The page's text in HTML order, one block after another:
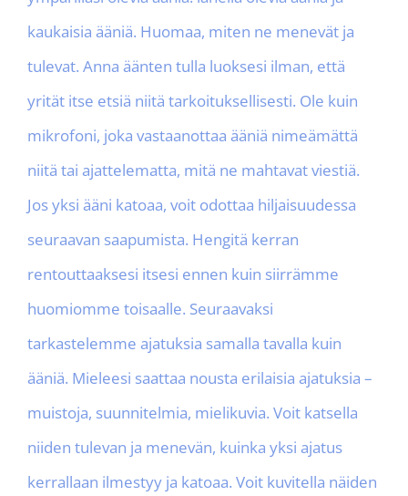
kaukaisia ääniä. Huomaa, miten ne menevät ja
tulevat. Anna äänten tulla luoksesi ilman, että
yrität itse etsiä niitä tarkoituksellisesti. Ole kuin
mikrofoni, joka vastaanottaa ääniä nimeämättä
niitä tai ajattelematta, mitä ne mahtavat viestiä.
Jos yksi ääni katoaa, voit odottaa hiljaisuudessa
seuraavan saapumista. Hengitä kerran
rentouttaaksesi itsesi ennen kuin siirrämme
huomiomme toisaalle. Seuraavaksi
tarkastelemme ajatuksia samalla tavalla kuin
ääniä. Mieleesi saattaa nousta erilaisia ajatuksia –
muistoja, suunnitelmia, mielikuvia. Voit katsella
niiden tulevan ja menevän, kuinka yksi ajatus
kerrallaan ilmestyy ja katoaa. Voit kuvitella näiden